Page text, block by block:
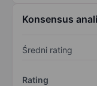
Konsensus
Średni rating
Rating